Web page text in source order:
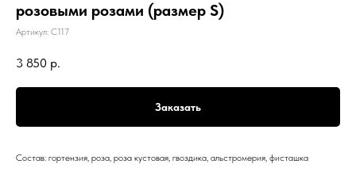
розовыми розами (размер S)
Артикул: С117
3 850 р.
Заказать
Состав: гортензия, роза, роза кустовая, гвоздика, альстромерия, фисташка